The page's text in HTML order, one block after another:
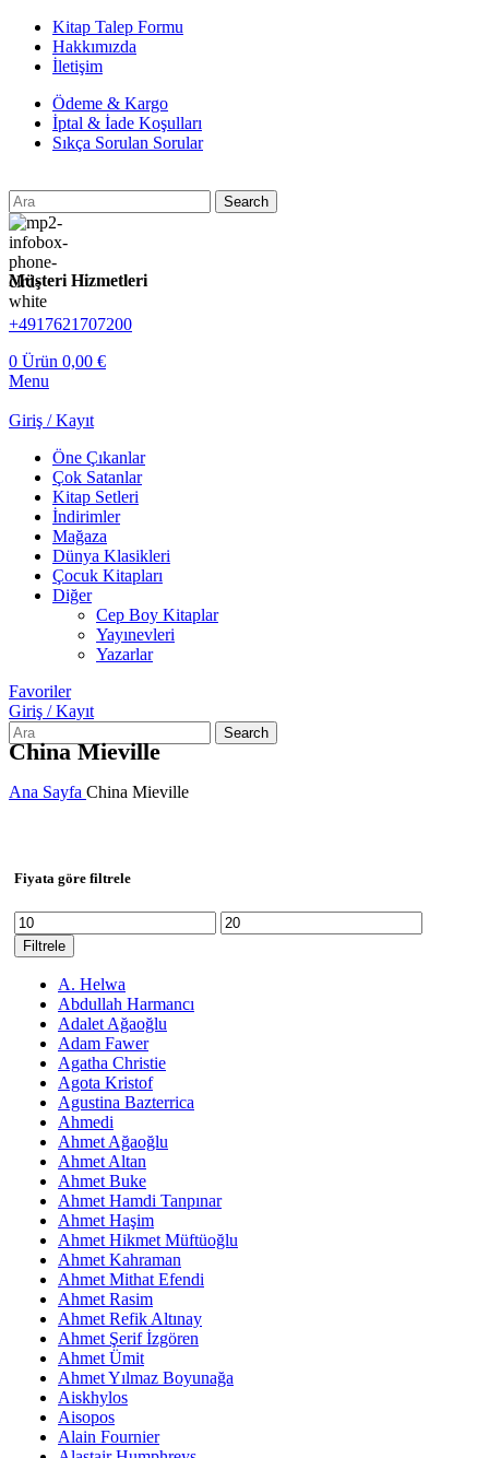
Kitap Talep Formu
Hakkımızda
İletişim
Ödeme & Kargo
İptal & İade Koşulları
Sıkça Sorulan Sorular
Search
Müşteri Hizmetleri
+4917621707200
0 Ürün 0,00 €
Menu
Giriş / Kayıt
Öne Çıkanlar
Çok Satanlar
Kitap Setleri
İndirimler
Mağaza
Dünya Klasikleri
Çocuk Kitapları
Diğer
Cep Boy Kitaplar
Yayınevleri
Yazarlar
Favoriler
Giriş / Kayıt
Search
China Mieville
Ana Sayfa China Mieville
Fiyata göre filtrele
En
düşük
fiyat
En
yüksek
Filtrele
A. Helwa
Abdullah Harmancı
Adalet Ağaoğlu
Adam Fawer
Agatha Christie
Agota Kristof
Agustina Bazterrica
Ahmedi
Ahmet Ağaoğlu
Ahmet Altan
Ahmet Buke
Ahmet Hamdi Tanpınar
Ahmet Haşim
Ahmet Hikmet Müftüoğlu
Ahmet Kahraman
Ahmet Mithat Efendi
Ahmet Rasim
Ahmet Refik Altınay
Ahmet Şerif İzgören
Ahmet Ümit
Ahmet Yılmaz Boyunağa
Aiskhylos
Aisopos
Alain Fournier